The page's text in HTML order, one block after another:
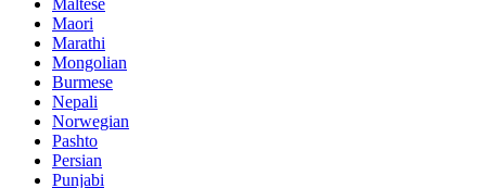
Maltese
Maori
Marathi
Mongolian
Burmese
Nepali
Norwegian
Pashto
Persian
Punjabi